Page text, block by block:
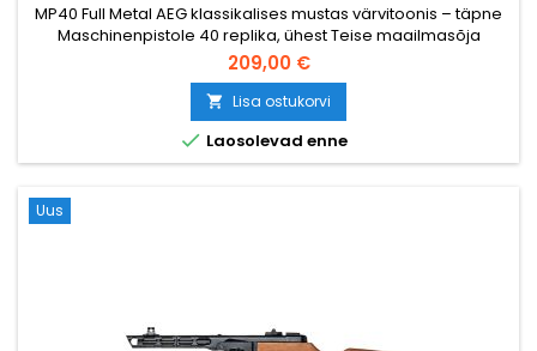
MP40 Full Metal AEG klassikalises mustas värvitoonis – täpne
Maschinenpistole 40 replika, ühest Teise maailmasõja
ikonilisimast relvast. Täismetall, 2,8 kg, 850 mm, kokkupandav
skelettlaug, 380 FPS / 116 m/s, pool- ja täisautomaatne, 50-
kuuline metallist salv. Aku (1600 mAh) ja laadija kaasas.
Efektiivne ulatus 30–50 m.
209,00 €
 Lisa ostukorvi
 Laosolevad enne
Uus